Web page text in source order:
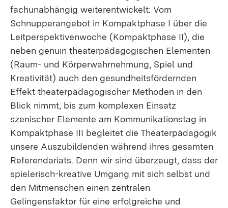
fachunabhängig weiterentwickelt: Vom
Schnupperangebot in Kompaktphase I über die
Leitperspektivenwoche (Kompaktphase II), die
neben genuin theaterpädagogischen Elementen
(Raum- und Körperwahrnehmung, Spiel und
Kreativität) auch den gesundheitsfördernden
Effekt theaterpädagogischer Methoden in den
Blick nimmt, bis zum komplexen Einsatz
szenischer Elemente am Kommunikationstag in
Kompaktphase III begleitet die Theaterpädagogik
unsere Auszubildenden während ihres gesamten
Referendariats. Denn wir sind überzeugt, dass der
spielerisch-kreative Umgang mit sich selbst und
den Mitmenschen einen zentralen
Gelingensfaktor für eine erfolgreiche und